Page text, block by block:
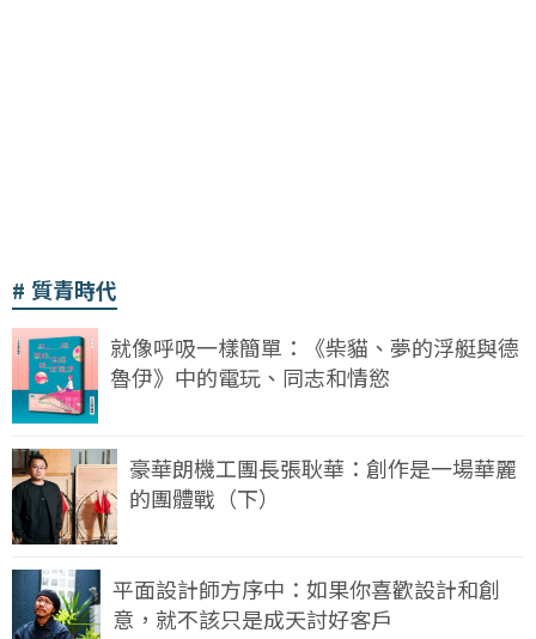
質青時代
就像呼吸一樣簡單：《柴貓、夢的浮艇與德
魯伊》中的電玩、同志和情慾
豪華朗機工團長張耿華：創作是一場華麗
的團體戰（下）
平面設計師方序中：如果你喜歡設計和創
意，就不該只是成天討好客戶